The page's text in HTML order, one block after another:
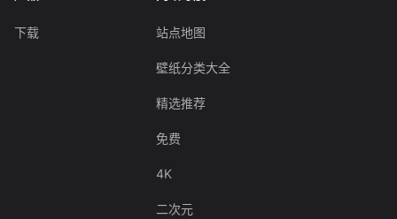
下载 站点地图
壁纸分类大全
精选推荐
免费
4K
二次元